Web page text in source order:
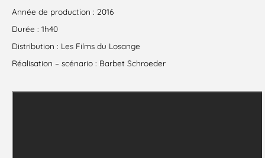
Année de production : 2016
Durée : 1h40
Distribution : Les Films du Losange
Réalisation – scénario : Barbet Schroeder